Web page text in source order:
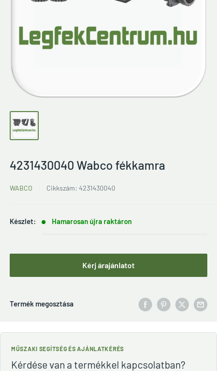
4231430040 Wabco fékkamra
WABCO Cikkszám: 4231430040
Készlet: Hamarosan újra raktáron
Kérj árajánlatot
Termék megosztása
MŰSZAKI SEGÍTSÉG ÉS AJÁNLATKÉRÉS
Kérdése van a termékkel kapcsolatban?